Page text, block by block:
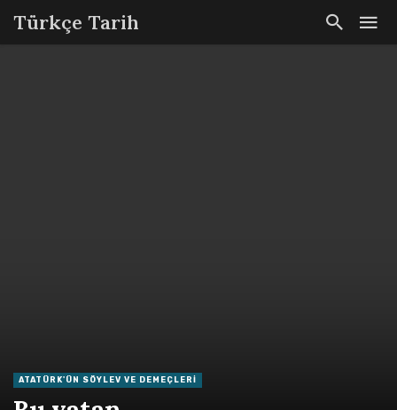
Türkçe Tarih
ATATÜRK'ÜN SÖYLEV VE DEMEÇLERI